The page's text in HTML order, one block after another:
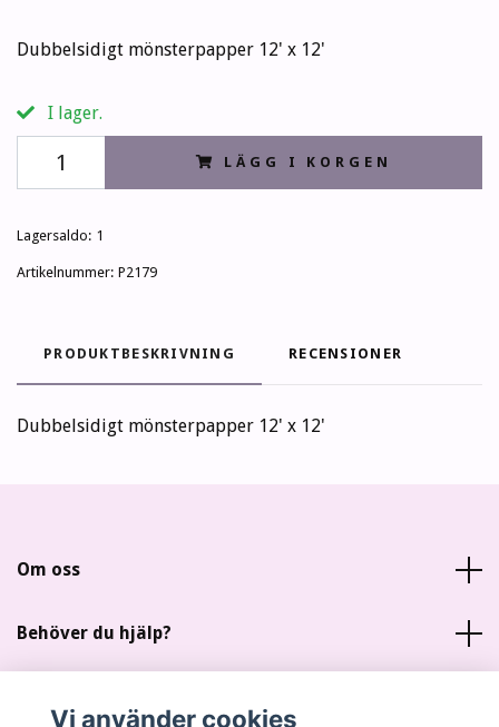
Dubbelsidigt mönsterpapper 12' x 12'
I lager.
LÄGG I KORGEN
Lagersaldo: 1
Artikelnummer: P2179
PRODUKTBESKRIVNING RECENSIONER
Dubbelsidigt mönsterpapper 12' x 12'
Om oss
Behöver du hjälp?
Vi använder cookies